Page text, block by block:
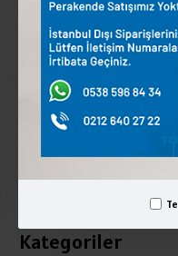
Kurumsal
Üyelik İşlemleri
Kategoriler